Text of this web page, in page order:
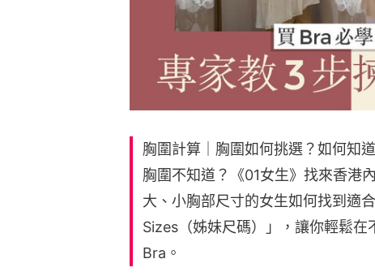
胸圍計算｜胸圍如何挑選？如何知
胸圍不知道？《01女生》找來香港
大、小胸部尺寸的女生如何找到適
Sizes（姊妹尺碼）」，讓你輕鬆
Bra。